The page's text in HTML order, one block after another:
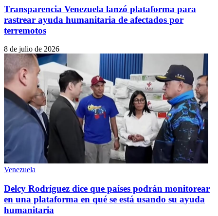
Transparencia Venezuela lanzó plataforma para
rastrear ayuda humanitaria de afectados por
terremotos
8 de julio de 2026
Venezuela
Delcy Rodríguez dice que países podrán monitorear
en una plataforma en qué se está usando su ayuda
humanitaria